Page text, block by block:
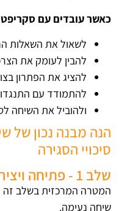
כאשר עובדים עם סקריפט
לשאול את השאלות
להבין לעומק את
להציג את הפתרון
להתמודד עם
ולהוביל את השיחה
הנה מבנה נכון של
סיכויי הסגירה
שלב 1 - פתיחה ויצירת חיבור ראשוני
המטרה המרכזית בשלב זה
שיחה נעימה.